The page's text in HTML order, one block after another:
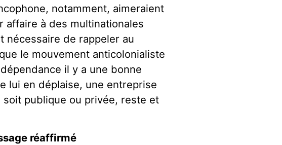
notamment, aimeraient
affaire à des multinationales
nécessaire de rappeler au
le mouvement anticolonialiste
il y a une bonne
lui en déplaise, une entreprise
soit publique ou privée, reste et
réaffirmé